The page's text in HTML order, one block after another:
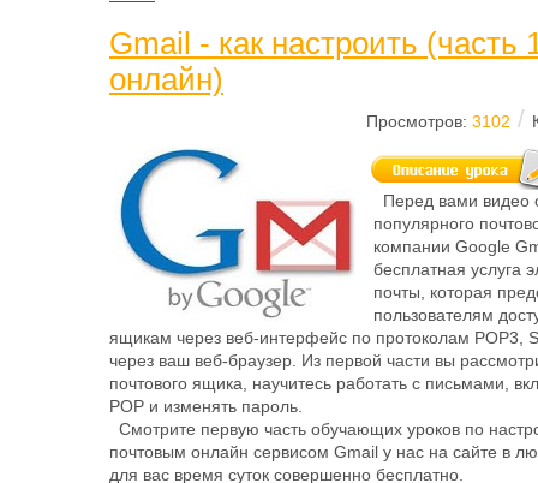
Gmail - как настроить (часть
онлайн)
Просмотров: 3102 /
Перед вами видео
популярного
компании Google
бесплатная услуга
почты, которая
пользователям
ящикам через веб-интерфейс по протоколам POP3,
через ваш веб-браузер. Из первой части вы
почтового ящика, научитесь работать с письмами,
POP и изменять пароль.
Смотрите первую часть обучающих уроков по
почтовым онлайн сервисом Gmail у нас на сайте в
для вас время суток совершенно бесплатно.